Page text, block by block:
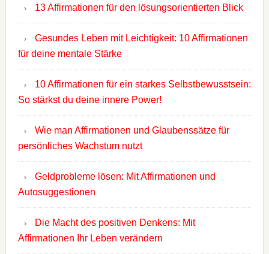
13 Affirmationen für den lösungsorientierten Blick
Gesundes Leben mit Leichtigkeit: 10 Affirmationen
für deine mentale Stärke
10 Affirmationen für ein starkes Selbstbewusstsein:
So stärkst du deine innere Power!
Wie man Affirmationen und Glaubenssätze für
persönliches Wachstum nutzt
Geldprobleme lösen: Mit Affirmationen und
Autosuggestionen
Die Macht des positiven Denkens: Mit
Affirmationen Ihr Leben verändern